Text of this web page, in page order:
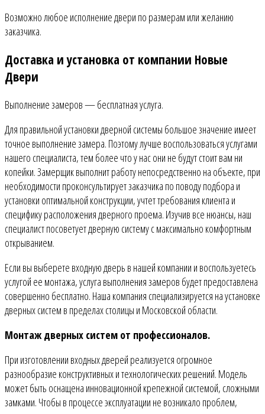
Возможно любое исполнение двери по размерам или желанию
заказчика.
Доставка и установка от компании Новые
Двери
Выполнение замеров — бесплатная услуга.
Для правильной установки дверной системы большое значение имеет
точное выполнение замера. Поэтому лучше воспользоваться услугами
нашего специалиста, тем более что у нас они не будут стоит вам ни
копейки. Замерщик выполнит работу непосредственно на объекте, при
необходимости проконсультирует заказчика по поводу подбора и
установки оптимальной конструкции, учтет требования клиента и
специфику расположения дверного проема. Изучив все нюансы, наш
специалист посоветует дверную систему с максимально комфортным
открыванием.
Если вы выберете входную дверь в нашей компании и воспользуетесь
услугой ее монтажа, услуга выполнения замеров будет предоставлена
совершенно бесплатно. Наша компания специализируется на установке
дверных систем в пределах столицы и Московской области.
Монтаж дверных систем от профессионалов.
При изготовлении входных дверей реализуется огромное
разнообразие конструктивных и технологических решений. Модель
может быть оснащена инновационной крепежной системой, сложными
замками. Чтобы в процессе эксплуатации не возникало проблем,